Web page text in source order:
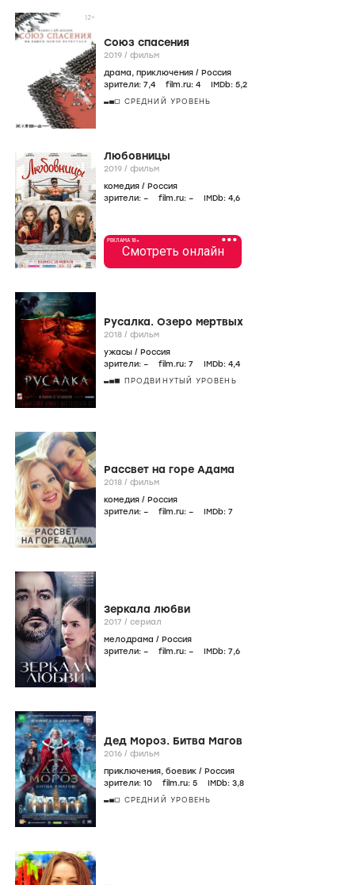
Союз спасения
2019 / фильм
драма, приключения / Россия
зрители: 7,4 film.ru: 4 IMDb: 5,2
СРЕДНИЙ УРОВЕНЬ
Любовницы
2019 / фильм
комедия / Россия
зрители: – film.ru: – IMDb: 4,6
•••
РЕКЛАМА 18+
Смотреть онлайн
Русалка. Озеро мертвых
2018 / фильм
ужасы / Россия
зрители: – film.ru: 7 IMDb: 4,4
ПРОДВИНУТЫЙ УРОВЕНЬ
Рассвет на горе Адама
2018 / фильм
комедия / Россия
зрители: – film.ru: – IMDb: 7
Зеркала любви
2017 / сериал
мелодрама / Россия
зрители: – film.ru: – IMDb: 7,6
Дед Мороз. Битва Магов
2016 / фильм
приключения, боевик / Россия
зрители: 10 film.ru: 5 IMDb: 3,8
СРЕДНИЙ УРОВЕНЬ